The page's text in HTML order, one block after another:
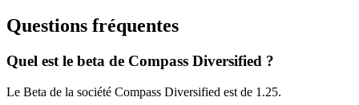
Questions fréquentes
Quel est le beta de Compass Diversified ?
Le Beta de la société Compass Diversified est de 1.25.